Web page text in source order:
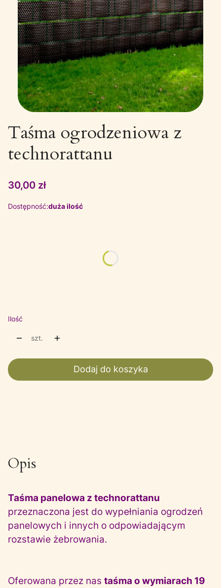
Taśma ogrodzeniowa z
technorattanu
Cena
30,00 zł
Dostępność:duża ilość
Ilość
szt.
Dodaj do koszyka
Opis
Taśma panelowa z technorattanu
przeznaczona jest do wypełniania ogrodzeń
panelowych i innych o odpowiadającym
rozstawie żebrowania.
Oferowana przez nas taśma o wymiarach 19